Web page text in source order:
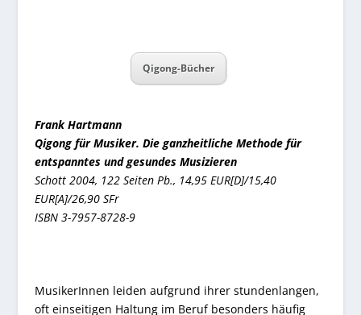
Qigong-Bücher
Frank Hartmann
Qigong für Musiker. Die ganzheitliche Methode für
entspanntes und gesundes Musizieren
Schott 2004, 122 Seiten Pb., 14,95 EUR[D]/15,40
EUR[A]/26,90 SFr
ISBN 3-7957-8728-9
MusikerInnen leiden aufgrund ihrer stundenlangen,
oft einseitigen Haltung im Beruf besonders häufig